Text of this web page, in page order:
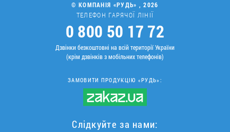
© КОМПАНІЯ «РУДЬ» , 2026
ТЕЛЕФОН ГАРЯЧОЇ ЛІНІЇ
0 800 50 17 72
Дзвінки безкоштовні на всій території України
(крім дзвінків з мобільних телефонів)
ЗАМОВИТИ ПРОДУКЦІЮ «РУДЬ»:
Слідкуйте за нами: